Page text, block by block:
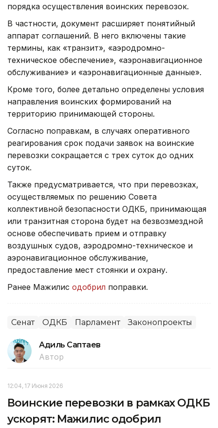
порядка осуществления воинских перевозок.
В частности, документ расширяет понятийный
аппарат соглашений. В него включены такие
термины, как «транзит», «аэродромно-
техническое обеспечение», «аэронавигационное
обслуживание» и «аэронавигационные данные».
Кроме того, более детально определены условия
направления воинских формирований на
территорию принимающей стороны.
Согласно поправкам, в случаях оперативного
реагирования срок подачи заявок на воинские
перевозки сокращается с трех суток до одних
суток.
Также предусматривается, что при перевозках,
осуществляемых по решению Совета
коллективной безопасности ОДКБ, принимающая
или транзитная сторона будет на безвозмездной
основе обеспечивать прием и отправку
воздушных судов, аэродромно-техническое и
аэронавигационное обслуживание,
предоставление мест стоянки и охрану.
Ранее Мажилис одобрил поправки.
Сенат ОДКБ Парламент Законопроекты
Адиль Саптаев
Автор
12:04, 17 Июня 2026
Воинские перевозки в рамках ОДКБ
ускорят: Мажилис одобрил